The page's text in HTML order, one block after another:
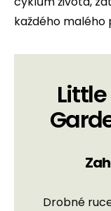
každého malého
Drobné